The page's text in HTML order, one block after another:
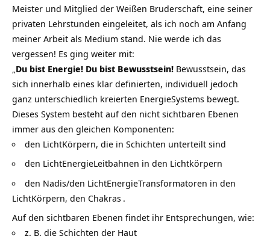
Meister und Mitglied der Weißen Bruderschaft, eine seiner
privaten Lehrstunden eingeleitet, als ich noch am Anfang
meiner Arbeit als Medium stand. Nie werde ich das
vergessen! Es ging weiter mit:
Du bist Energie! Du bist Bewusstsein! Bewusstsein, das
sich innerhalb eines klar definierten, individuell jedoch
ganz unterschiedlich kreierten EnergieSystems bewegt.
Dieses System besteht auf den nicht sichtbaren Ebenen
immer aus den gleichen Komponenten:
den LichtKörpern, die in Schichten unterteilt sind
den LichtEnergieLeitbahnen in den Lichtkörpern
den Nadis/den LichtEnergieTransformatoren in den
LichtKörpern, den Chakras .
Auf den sichtbaren Ebenen findet ihr Entsprechungen, wie:
z. B. die Schichten der Haut